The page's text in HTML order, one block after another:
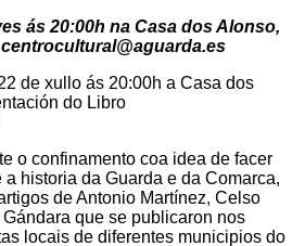
ás 20:00h na Casa dos Alonso,
de xullo ás 20:00h a Casa dos
do Libro
o confinamento coa idea de facer
historia da Guarda e da Comarca,
de Antonio Martínez, Celso
que se publicaron nos
locais de diferentes municipios do